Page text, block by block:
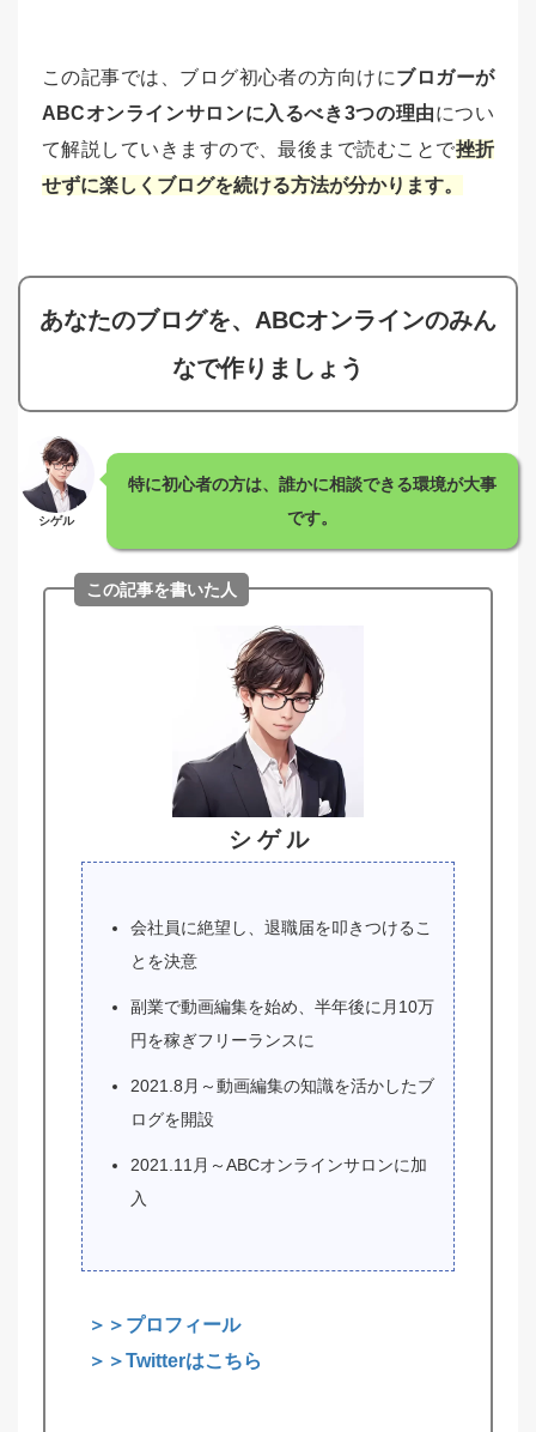
この記事では、ブログ初心者の方向けにブロガーが
ABCオンラインサロンに入るべき3つの理由につい
て解説していきますので、最後まで読むことで挫折
せずに楽しくブログを続ける方法が分かります。
あなたのブログを、ABCオンラインのみん
なで作りましょう
シゲル
特に初心者の方は、誰かに相談できる環境が大事
です。
この記事を書いた人
シ ゲ ル
会社員に絶望し、退職届を叩きつけるこ
とを決意
副業で動画編集を始め、半年後に月10万
円を稼ぎフリーランスに
2021.8月～動画編集の知識を活かしたブ
ログを開設
2021.11月～ABCオンラインサロンに加
入
＞＞プロフィール
＞＞Twitterはこちら